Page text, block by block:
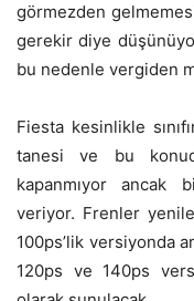
görmezden
gerekir diye
bu nedenle vergiden
Fiesta kesinlikle
tanesi ve bu
kapanmıyor ancak
veriyor. Frenler
100ps’lik versiyonda
120ps ve 140ps